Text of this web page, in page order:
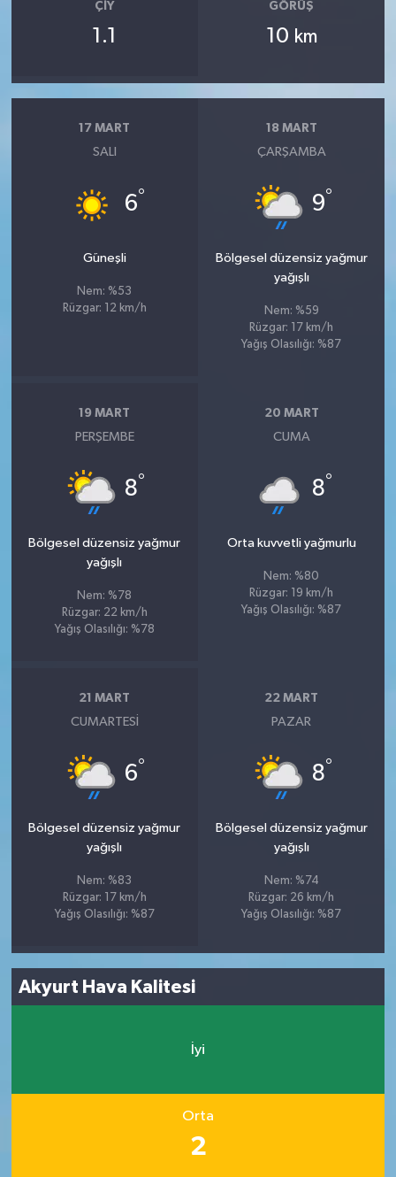
ÇIY
1.1
GÖRÜŞ
10 km
17 MART
SALI
6°
Güneşli
Nem: %53
Rüzgar: 12 km/h
18 MART
ÇARŞAMBA
9°
Bölgesel düzensiz yağmur
yağışlı
Nem: %59
Rüzgar: 17 km/h
Yağış Olasılığı: %87
19 MART
PERŞEMBE
8°
Bölgesel düzensiz yağmur
yağışlı
Nem: %78
Rüzgar: 22 km/h
Yağış Olasılığı: %78
20 MART
CUMA
8°
Orta kuvvetli yağmurlu
Nem: %80
Rüzgar: 19 km/h
Yağış Olasılığı: %87
21 MART
CUMARTESI
6°
Bölgesel düzensiz yağmur
yağışlı
Nem: %83
Rüzgar: 17 km/h
Yağış Olasılığı: %87
22 MART
PAZAR
8°
Bölgesel düzensiz yağmur
yağışlı
Nem: %74
Rüzgar: 26 km/h
Yağış Olasılığı: %87
Akyurt Hava Kalitesi
İyi
Orta
2